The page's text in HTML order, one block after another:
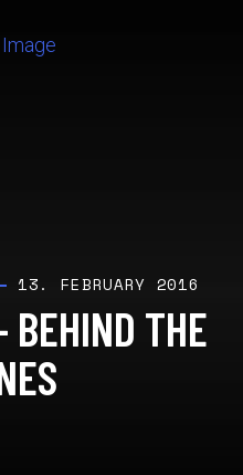
13. FEBRUARY 2016
BEHIND THE